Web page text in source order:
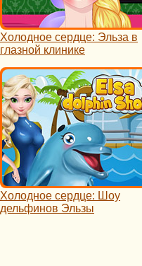
Холодное сердце: Эльза в
глазной клинике
Холодное сердце: Шоу
дельфинов Эльзы